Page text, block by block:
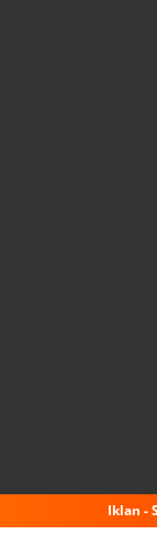
Iklan -